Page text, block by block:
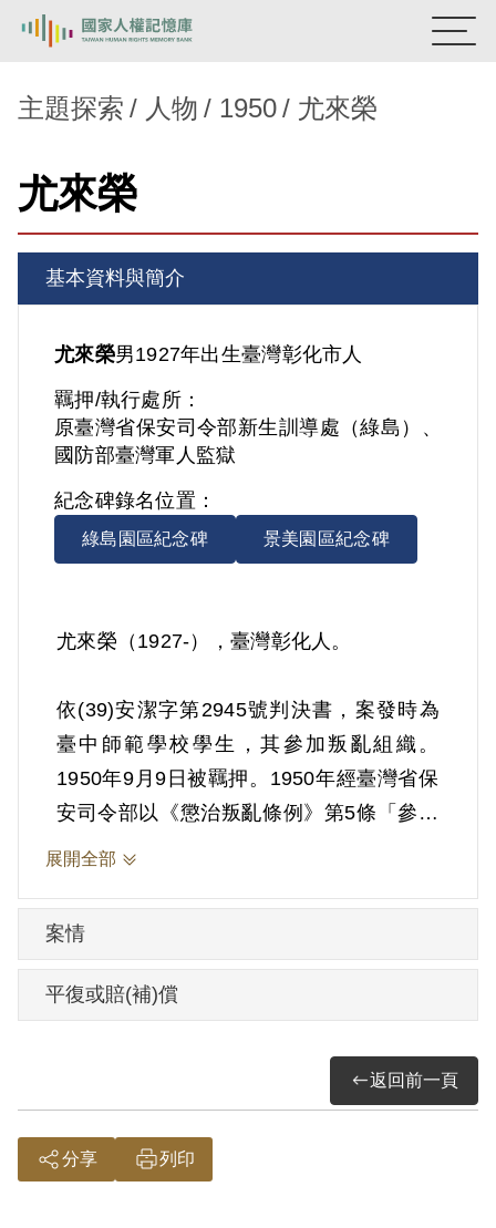
新生訓導處
主題探索
背景知識
關於我們
意見信箱
主題探索 人物 1950 尤來榮
尤來榮
基本資料與簡介
尤來榮男1927年出生臺灣彰化市人
羈押/執行處所：
原臺灣省保安司令部新生訓導處（綠島）、
國防部臺灣軍人監獄
紀念碑錄名位置：
綠島園區紀念碑 景美園區紀念碑
尤來榮（1927-），臺灣彰化人。
依(39)安潔字第2945號判決書，案發時為
臺中師範學校學生，其參加叛亂組織。
1950年9月9日被羈押。1950年經臺灣省保
安司令部以《懲治叛亂條例》第5條「參加
叛亂之組織」判處有期徒刑10年。1960年9
其於1999年5月向補償基金會提出申請，
2001年4月經第2屆第6次臨時董事會審核通
過予以補償。補償理由為原判決認定其參
加叛亂之組織，僅以其之自白為據。惟原
判決對其所參加「讀書會」、「歌謠會」
其他具體佐證，故認本案非有實據。
展開全部
案情
平復或賠(補)償
返回前一頁
分享 列印